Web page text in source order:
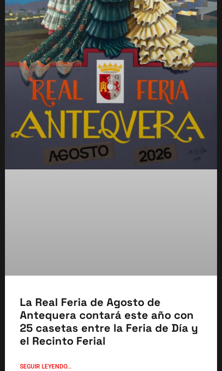
La Real Feria de Agosto de
Antequera contará este año con
25 casetas entre la Feria de Día y
el Recinto Ferial
SEGUIR LEYENDO...